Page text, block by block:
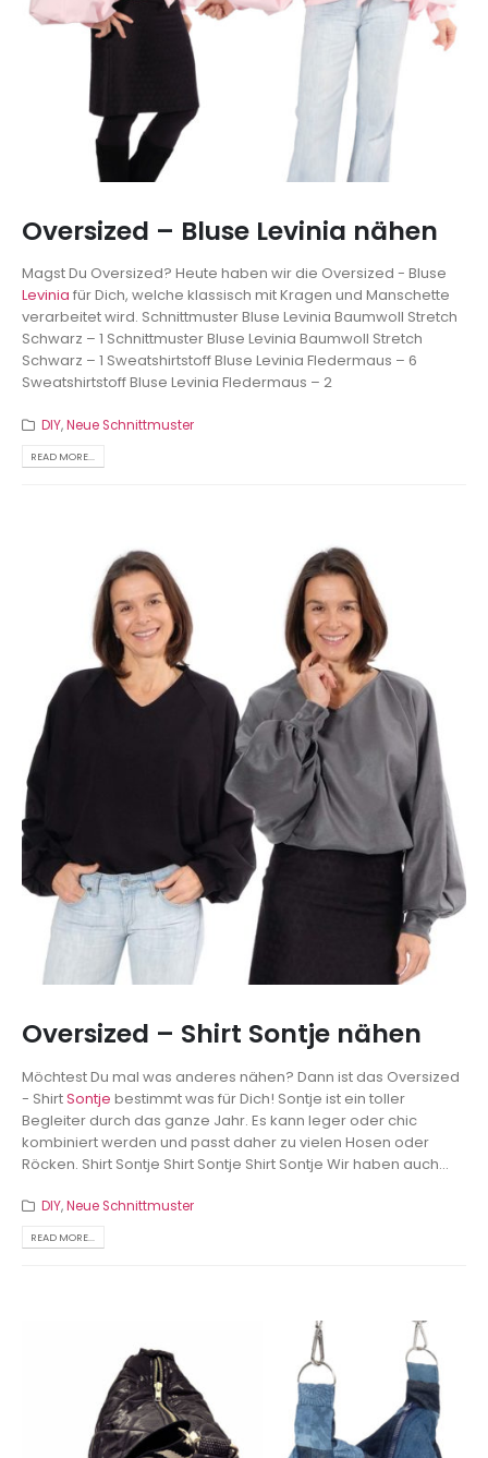
Oversized – Bluse Levinia nähen
Magst Du Oversized? Heute haben wir die Oversized - Bluse
Levinia für Dich, welche klassisch mit Kragen und Manschette
verarbeitet wird. Schnittmuster Bluse Levinia Baumwoll Stretch
Schwarz – 1 Schnittmuster Bluse Levinia Baumwoll Stretch
Schwarz – 1 Sweatshirtstoff Bluse Levinia Fledermaus – 6
Sweatshirtstoff Bluse Levinia Fledermaus – 2
DIY,Neue Schnittmuster
READ MORE...
Oversized – Shirt Sontje nähen
Möchtest Du mal was anderes nähen? Dann ist das Oversized
- ShirtSontje bestimmt was für Dich! Sontje ist ein toller
Begleiter durch das ganze Jahr. Es kann leger oder chic
kombiniert werden und passt daher zu vielen Hosen oder
Röcken. Shirt Sontje Shirt Sontje Shirt Sontje Wir haben auch...
DIY,Neue Schnittmuster
READ MORE...